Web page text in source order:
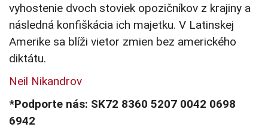
vyhostenie dvoch stoviek opozičníkov z krajiny a
následná konfiškácia ich majetku. V Latinskej
Amerike sa blíži vietor zmien bez amerického
diktátu.
Neil Nikandrov
*Podporte nás: SK72 8360 5207 0042 0698
6942